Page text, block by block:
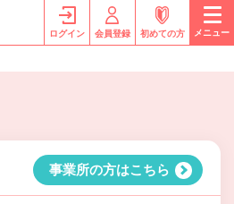
ログイン 会員登録 初めての方 メニュー
事業所の方はこちら